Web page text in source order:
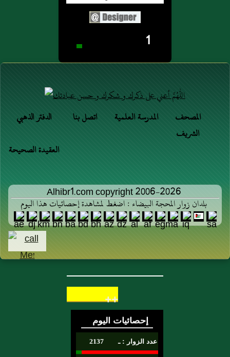
1
الدفتر الذهبي اتصل بنا المدرسة العلمية
المصحف
الشريف
العقيدة الصحيحة
Alhibr1.com copyright 2006-2026
بلدان زوار المحجة البيضاء : اضغط لمشاهدة إحصائيات هذا اليوم
++